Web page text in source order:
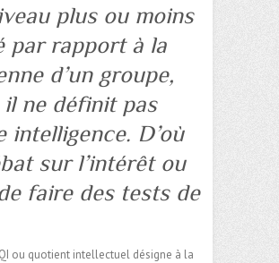
plus ou moins
par rapport à la
d’un groupe,
il ne définit pas
intelligence. D’où
sur l’intérêt ou
faire des tests de
ou quotient intellectuel désigne à la